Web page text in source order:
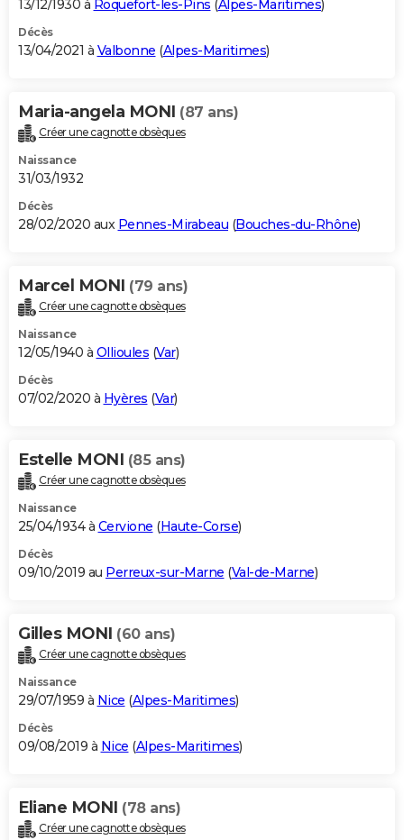
13/12/1930 à Roquefort-les-Pins (Alpes-Maritimes)
Décès
13/04/2021 à Valbonne (Alpes-Maritimes)
Maria-angela MONI (87 ans)
Créer une cagnotte obsèques
Naissance
31/03/1932
Décès
28/02/2020 aux Pennes-Mirabeau (Bouches-du-Rhône)
Marcel MONI (79 ans)
Créer une cagnotte obsèques
Naissance
12/05/1940 à Ollioules (Var)
Décès
07/02/2020 à Hyères (Var)
Estelle MONI (85 ans)
Créer une cagnotte obsèques
Naissance
25/04/1934 à Cervione (Haute-Corse)
Décès
09/10/2019 au Perreux-sur-Marne (Val-de-Marne)
Gilles MONI (60 ans)
Créer une cagnotte obsèques
Naissance
29/07/1959 à Nice (Alpes-Maritimes)
Décès
09/08/2019 à Nice (Alpes-Maritimes)
Eliane MONI (78 ans)
Créer une cagnotte obsèques